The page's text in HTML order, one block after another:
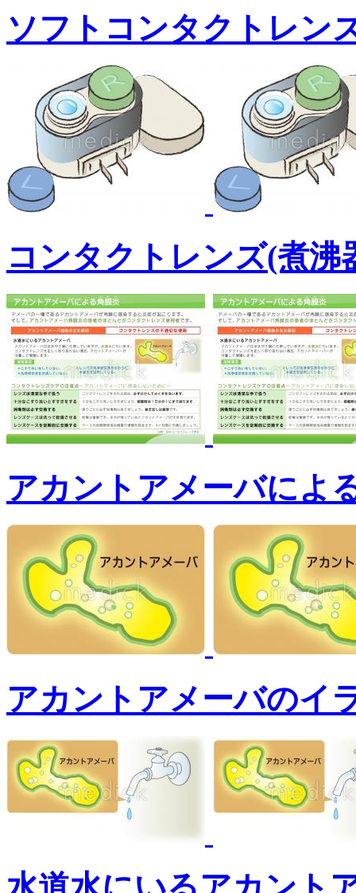
ソフトコンタクトレン
コンタクトレンズ(煮沸
アカントアメーバによ
アカントアメーバのイ